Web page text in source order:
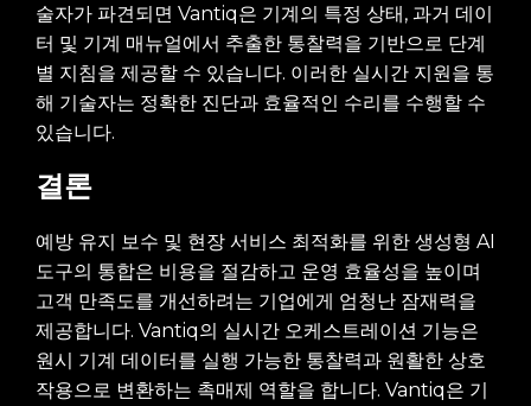
술자가 파견되면 Vantiq은 기계의 특정 상태, 과거 데이
터 및 기계 매뉴얼에서 추출한 통찰력을 기반으로 단계
별 지침을 제공할 수 있습니다. 이러한 실시간 지원을 통
해 기술자는 정확한 진단과 효율적인 수리를 수행할 수
있습니다.
결론
예방 유지 보수 및 현장 서비스 최적화를 위한 생성형 AI
도구의 통합은 비용을 절감하고 운영 효율성을 높이며
고객 만족도를 개선하려는 기업에게 엄청난 잠재력을
제공합니다. Vantiq의 실시간 오케스트레이션 기능은
원시 기계 데이터를 실행 가능한 통찰력과 원활한 상호
작용으로 변환하는 촉매제 역할을 합니다. Vantiq은 기